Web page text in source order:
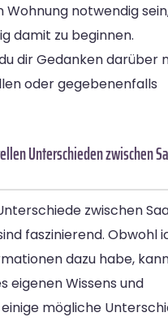
notwendig
damit zu beginnen.
dir Gedanken darüber
oder gegebenenfalls
Unterschieden zwischen
zwischen
faszinierend. Obwohl
dazu habe,
eigenen Wissens und
mögliche